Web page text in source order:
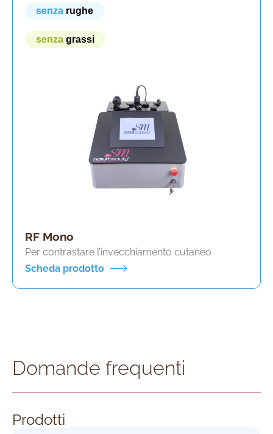
senza rughe
senza grassi
RF Mono
Per contrastare l’invecchiamento cutaneo
Scheda prodotto
Domande frequenti
Prodotti